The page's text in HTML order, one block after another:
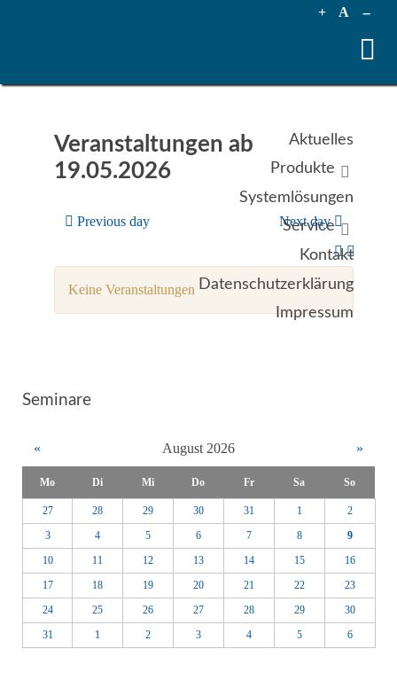
+ A --
Aktuelles
Produkte
Systemlösungen
Service
Kontakt
Datenschutzerklärung
Impressum
Veranstaltungen ab
19.05.2026
Previous day Next day
Keine Veranstaltungen
Seminare
« August 2026 »
Mo Di Mi Do Fr Sa So
27 28 29 30 31 1
2
3
4 5 6 7 8
9
10
11 12 13 14 15
16
17
18 19 20 21 22
23
24
25 26 27 28 29
30
31
1 2 3 4 5 6